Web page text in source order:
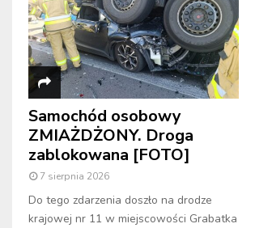
Samochód osobowy
ZMIAŻDŻONY. Droga
zablokowana [FOTO]
7 sierpnia 2026
Do tego zdarzenia doszło na drodze
krajowej nr 11 w miejscowości Grabatka